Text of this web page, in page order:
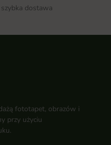
dostawa
fototapet, obrazów i
przy użyciu